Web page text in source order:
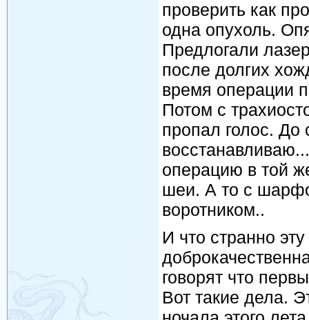
проверить как
одна опухоль.
Предлогали
после долгих
время операции
Потом с
пропал голос. До
операцию в той
шеи. А то с
воротником..
И что странно
говорят что
Вот такие дела.